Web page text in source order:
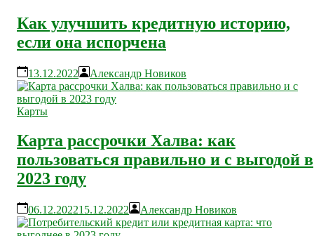
Как улучшить кредитную историю,
если она испорчена
13.12.2022 Александр Новиков
Карты
Карта рассрочки Халва: как
пользоваться правильно и с выгодой в
2023 году
06.12.202215.12.2022 Александр Новиков